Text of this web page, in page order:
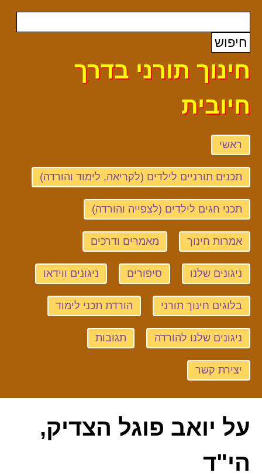
חינוך תורני בדרך
חיובית
ראשי
תכנים תורניים לילדים (לקריאה, לימוד והורדה)
תכני חגים לילדים (לצפייה והורדה)
אמרות חינוך מאמרים ודרכים
ניגונים שלנו סיפורים ניגונים ווידאו
בלוגים חינוך תורני הורדת תכני לימוד
ניגונים שלנו להורדה תגובות
יצירת קשר
על יואב פוגל הצדיק,
הי"ד